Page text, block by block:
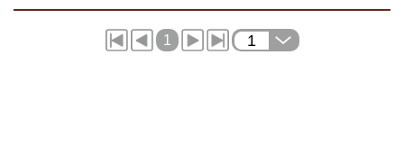
1 1